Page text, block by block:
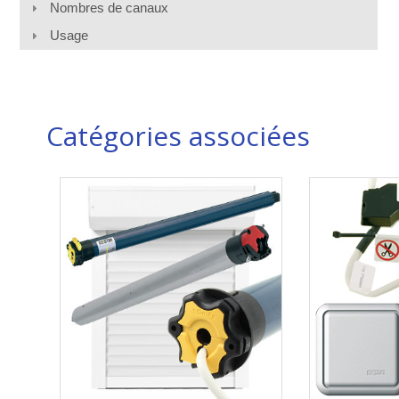
Nombres de canaux
Usage
Catégories associées